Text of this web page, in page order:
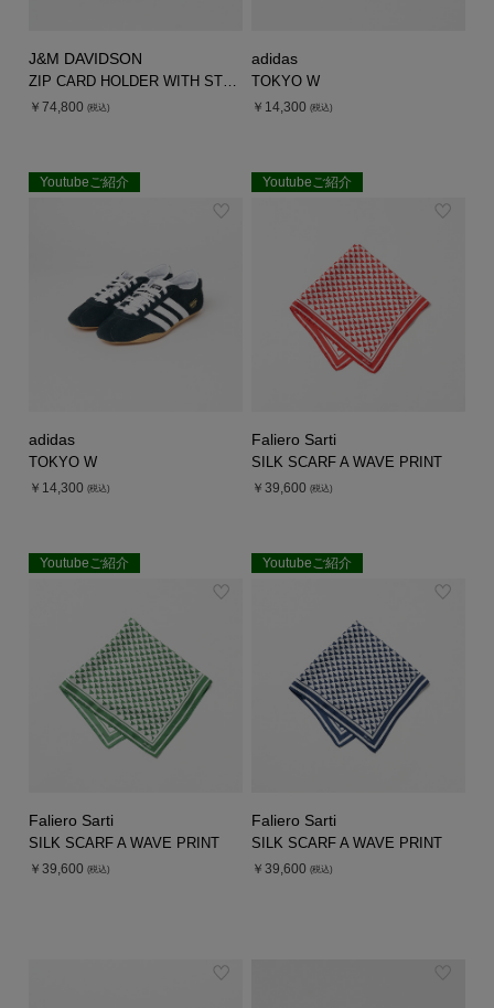
J&M DAVIDSON
ZIP CARD HOLDER WITH STUDS BLK
￥74,800 (税込)
adidas
TOKYO W
￥14,300 (税込)
Youtubeご紹介
adidas
TOKYO W
￥14,300 (税込)
Youtubeご紹介
Faliero Sarti
SILK SCARF A WAVE PRINT
￥39,600 (税込)
Youtubeご紹介
Faliero Sarti
SILK SCARF A WAVE PRINT
￥39,600 (税込)
Youtubeご紹介
Faliero Sarti
SILK SCARF A WAVE PRINT
￥39,600 (税込)